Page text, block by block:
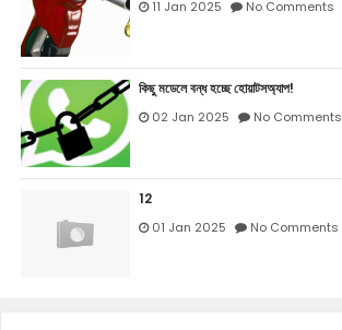
11 Jan 2025 No Comments
কিছু মডেলে বন্ধ হচ্ছে হোয়াটসঅ্যাপ!
02 Jan 2025 No Comments
12
01 Jan 2025 No Comments